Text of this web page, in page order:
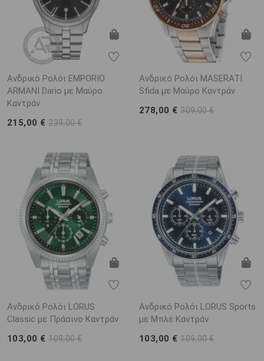
Ανδρικό Ρολόι EMPORIO
ARΜΑΝΙ Dario με Μαύρο
Καντράν
215,00 €239,00 €
Ανδρικό Ρολόι MASERATI
Sfida με Μαύρο Καντράν
278,00 €309,00 €
Ανδρικό Ρολόι LORUS
Classic με Πράσινο Καντράν
103,00 €109,00 €
Ανδρικό Ρολόι LORUS Sports
με Μπλέ Καντράν
103,00 €109,00 €